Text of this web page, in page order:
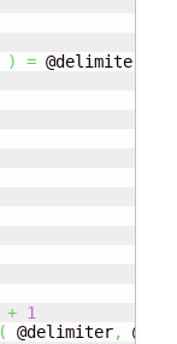
) = @delimiter
+ 1
( @delimiter,